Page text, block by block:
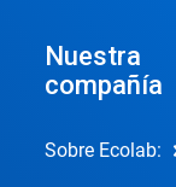
Nuestra
compañía
Sobre Ecolab: